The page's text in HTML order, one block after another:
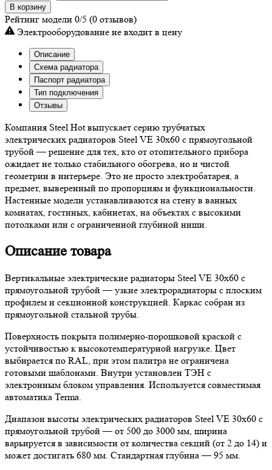
В корзину
Рейтинг модели 0/5 (0 отзывов)
Электрооборудование не входит в цену
Описание
Схема радиатора
Паспорт радиатора
Тип подключения
Отзывы
Компания Steel Hot выпускает серию трубчатых
электрических радиаторов Steel VE 30х60 с прямоугольной
трубой — решение для тех, кто от отопительного прибора
ожидает не только стабильного обогрева, но и чистой
геометрии в интерьере. Это не просто электробатарея, а
предмет, выверенный по пропорциям и функциональности.
Настенные модели устанавливаются на стену в ванных
комнатах, гостиных, кабинетах, на объектах с высокими
потолками или с ограниченной глубиной ниши.
Описание товара
Вертикальные электрические радиаторы Steel VE 30х60 с
прямоугольной трубой — узкие электрорадиаторы с плоским
профилем и секционной конструкцией. Каркас собран из
прямоугольной стальной трубы.
Поверхность покрыта полимерно-порошковой краской с
устойчивостью к высокотемпературной нагрузке. Цвет
выбирается по RAL, при этом палитра не ограничена
готовыми шаблонами. Внутри установлен ТЭН с
электронным блоком управления. Используется совместимая
автоматика Terma.
Диапазон высоты электрических радиаторов Steel VE 30х60 с
прямоугольной трубой — от 500 до 3000 мм, ширина
варьируется в зависимости от количества секций (от 2 до 14) и
может достигать 680 мм. Стандартная глубина — 95 мм.